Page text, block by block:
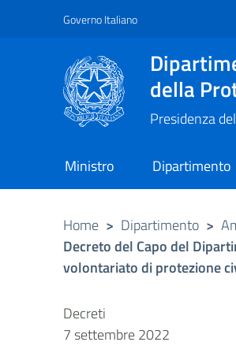
Vai al contenuto principale
Raggiungi il piè di pagina
Governo Italiano
della
Presidenza
Ministro Dipartimento
Home > Dipartimento >
Decreto del Capo del
volontariato di protezione
Decreti
7 settembre 2022